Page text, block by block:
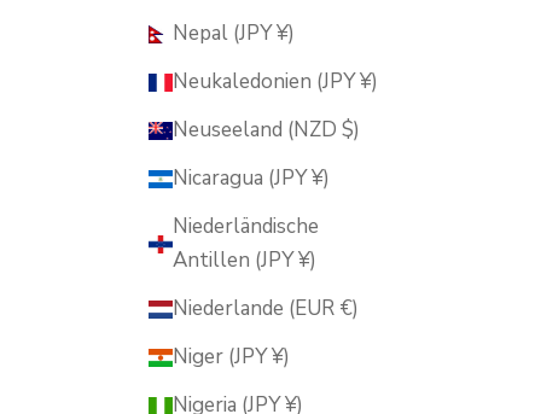
Nepal (JPY ¥)
Neukaledonien (JPY ¥)
Neuseeland (NZD $)
Nicaragua (JPY ¥)
Niederländische
Antillen (JPY ¥)
Niederlande (EUR €)
Niger (JPY ¥)
Nigeria (JPY ¥)